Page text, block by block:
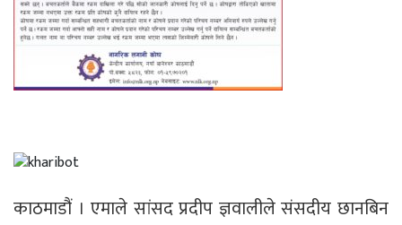
काठमाडौं । एमाले सांसद प्रदीप ज्ञवालीले संसदीय छानबिन